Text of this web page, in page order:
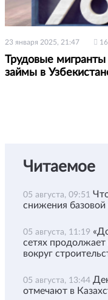
23 января 2025, 21:47
Трудовые мигранты
займы в
Читаемое
05 августа, 09:51
снижения базовой
05 августа, 11:19
сетях
вокруг
05 августа, 13:44
отмечают в